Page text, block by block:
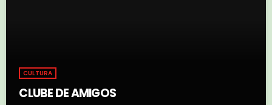
CULTURA
CLUBE DE AMIGOS